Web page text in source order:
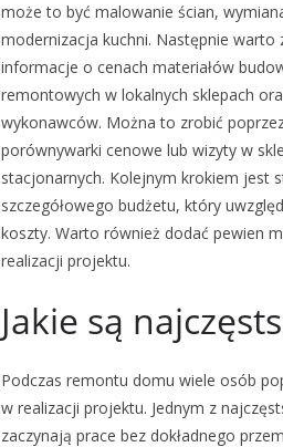
może to być malowanie ścian,
modernizacja kuchni. Następnie warto
informacje o cenach materiałów
remontowych w lokalnych sklepach
wykonawców. Można to zrobić
porównywarki cenowe lub wizyty w
stacjonarnych. Kolejnym krokiem jest
szczegółowego budżetu, który
koszty. Warto również dodać pewien
realizacji projektu.
Jakie są
Podczas remontu domu wiele osób
w realizacji projektu. Jednym z
zaczynają prace bez dokładnego